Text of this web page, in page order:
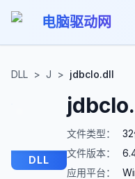
电脑驱动网
DLL > J > jdbclo.dll
DLL
文件类型：
文件版本：
应用平台：